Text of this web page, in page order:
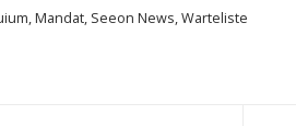
,Mandat, Seeon News,Warteliste